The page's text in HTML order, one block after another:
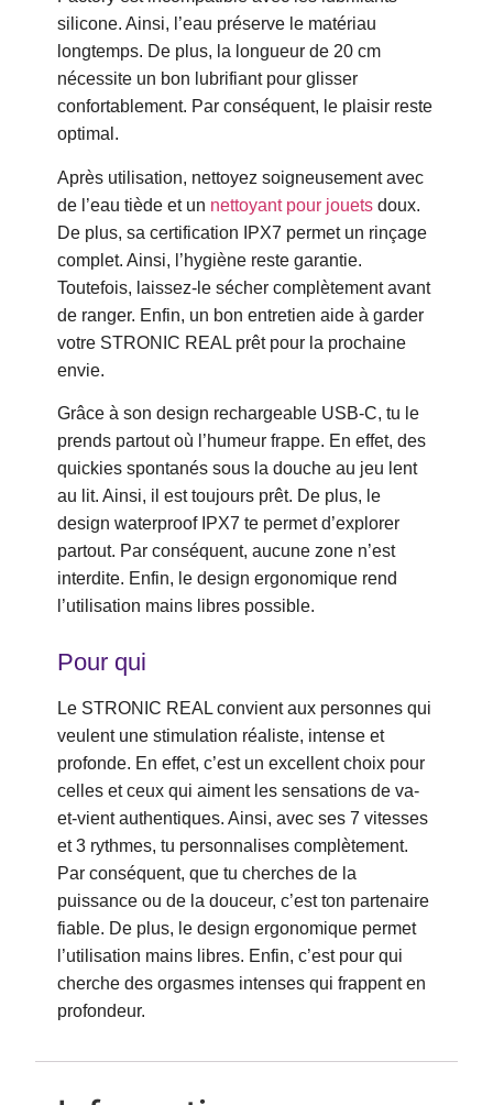
silicone. Ainsi, l’eau préserve le matériau
longtemps. De plus, la longueur de 20 cm
nécessite un bon lubrifiant pour glisser
confortablement. Par conséquent, le plaisir reste
optimal.
Après utilisation, nettoyez soigneusement avec
de l’eau tiède et un nettoyant pour jouets doux.
De plus, sa certification IPX7 permet un rinçage
complet. Ainsi, l’hygiène reste garantie.
Toutefois, laissez-le sécher complètement avant
de ranger. Enfin, un bon entretien aide à garder
votre STRONIC REAL prêt pour la prochaine
envie.
Grâce à son design rechargeable USB-C, tu le
prends partout où l’humeur frappe. En effet, des
quickies spontanés sous la douche au jeu lent
au lit. Ainsi, il est toujours prêt. De plus, le
design waterproof IPX7 te permet d’explorer
partout. Par conséquent, aucune zone n’est
interdite. Enfin, le design ergonomique rend
l’utilisation mains libres possible.
Pour qui
Le STRONIC REAL convient aux personnes qui
veulent une stimulation réaliste, intense et
profonde. En effet, c’est un excellent choix pour
celles et ceux qui aiment les sensations de va-
et-vient authentiques. Ainsi, avec ses 7 vitesses
et 3 rythmes, tu personnalises complètement.
Par conséquent, que tu cherches de la
puissance ou de la douceur, c’est ton partenaire
fiable. De plus, le design ergonomique permet
l’utilisation mains libres. Enfin, c’est pour qui
cherche des orgasmes intenses qui frappent en
profondeur.